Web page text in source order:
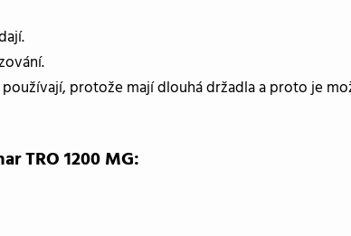
protože mají dlouhá držadla a proto je
TRO 1200 MG: